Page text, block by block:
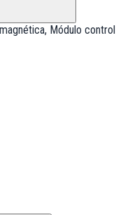
Módulo control